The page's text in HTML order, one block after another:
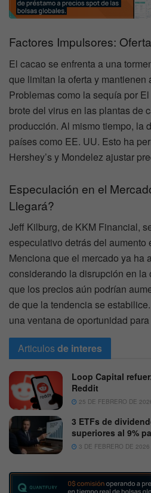
Factores Impulsores:
El cacao se enfrenta a una
que limitan la oferta y mantienen
Problemas como la sequía por
brote del virus en las plantas de
producción. Al mismo tiempo, la
países como EE. UU. Esto ha
Hershey’s y Mondelez ajustar
Especulación en el
Llegará?
Jeff Kilburg, de KKM Financial,
especulativo detrás del aumento
Menciona que el mercado ya ha
considerando la disrupción en la
que los precios aún podrían
de que la tendencia se
una ventana de oportunidad
Articulosde interes
Loop Capital
Reddit
25 DE FEBRERO DE
3 ETFs de
superiores al 9%
3 DE FEBRERO DE 2026